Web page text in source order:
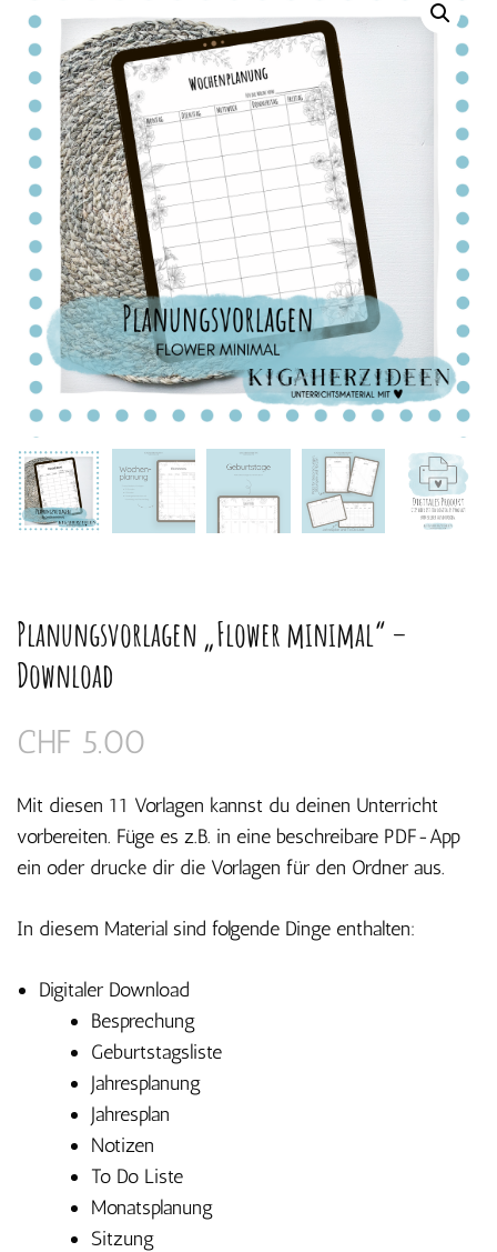
Planungsvorlagen „Flower minimal“ –
Download
CHF 5.00
Mit diesen 11 Vorlagen kannst du deinen Unterricht
vorbereiten. Füge es z.B. in eine beschreibare PDF-App
ein oder drucke dir die Vorlagen für den Ordner aus.
In diesem Material sind folgende Dinge enthalten:
Digitaler Download
Besprechung
Geburtstagsliste
Jahresplanung
Jahresplan
Notizen
To Do Liste
Monatsplanung
Sitzung